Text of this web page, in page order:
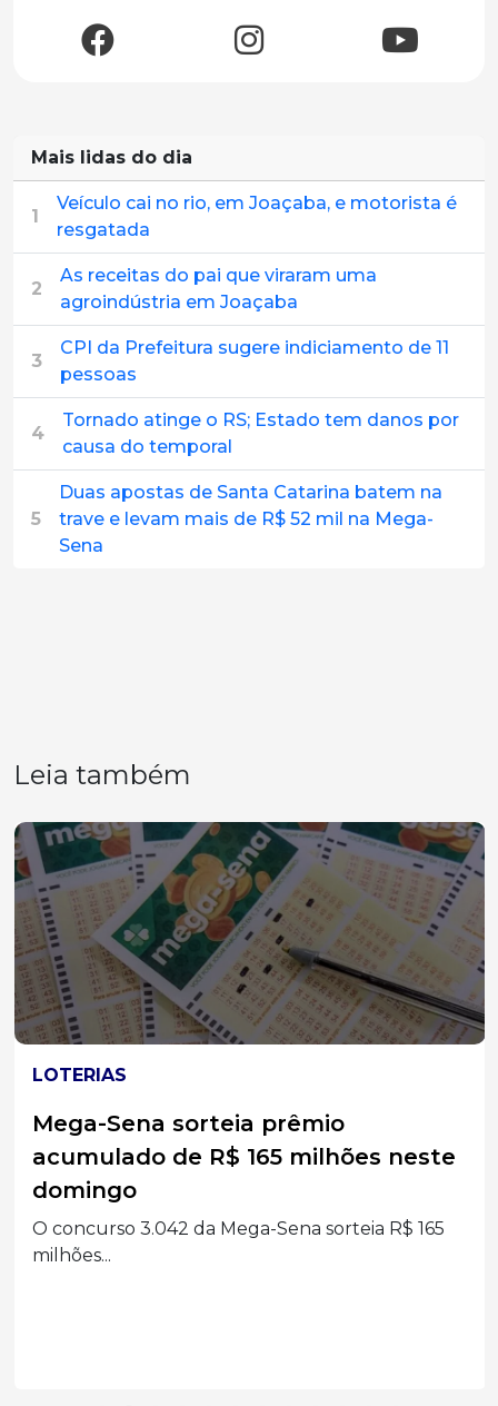
Mais lidas do dia
1
Veículo cai no rio, em Joaçaba, e motorista é
resgatada
2
As receitas do pai que viraram uma
agroindústria em Joaçaba
3
CPI da Prefeitura sugere indiciamento de 11
pessoas
4
Tornado atinge o RS; Estado tem danos por
causa do temporal
5
Duas apostas de Santa Catarina batem na
trave e levam mais de R$ 52 mil na Mega-
Sena
Leia também
LOTERIAS
Mega-Sena sorteia prêmio
acumulado de R$ 165 milhões neste
domingo
O concurso 3.042 da Mega-Sena sorteia R$ 165
milhões...